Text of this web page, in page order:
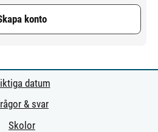
konto
datum
& svar
Skolor